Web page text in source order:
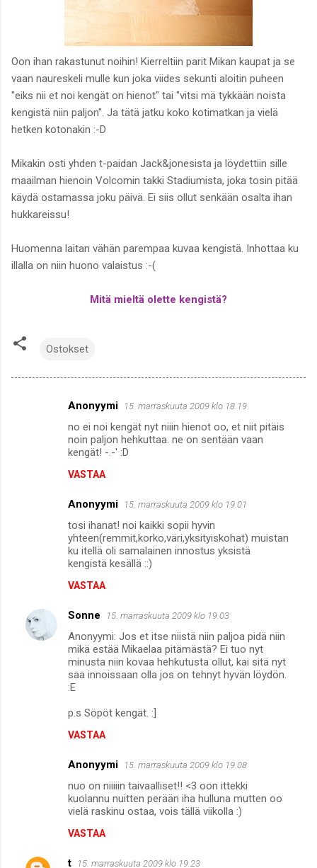
Oon ihan rakastunut noihin! Kierreltiin parit Mikan kaupat ja se
vaan naureskeli mulle kun joka viides sekunti aloitin puheen
"eiks nii et noi kengät on hienot" tai "vitsi mä tykkään noista
kengistä niin paljon". Ja tätä jatku koko kotimatkan ja vielä
hetken kotonakin :-D
Mikakin osti yhden t-paidan Jack&jonesista ja löydettiin sille
maailman hienoin Volcomin takki Stadiumista, joka tosin pitää
käydä ostamassa joku päivä. Ei siis ollut senkään osalta ihan
hukkareissu!
Huomenna laitan vähän parempaa kuvaa kengistä. Inhottaa ku
illalla on niin huono valaistus :-(
Mitä mieltä olette kengistä?
Ostokset
Anonyymi 15. marraskuuta 2009 klo 18.19
no ei noi kengät nyt niiin hienot oo, et niit pitäis
noin paljon hehkuttaa. ne on sentään vaan
kengät! -.-' :D
VASTAA
Anonyymi 15. marraskuuta 2009 klo 19.01
tosi ihanat! noi kaikki sopii hyvin
yhteen(remmit,korko,väri,yksityiskohat) muistan
ku itellä oli samalainen innostus yksistä
kengistä kesällä ::)
VASTAA
Sonne 15. marraskuuta 2009 klo 19.03
Anonyymi: Jos et itse niistä niin paljoa pidä niin
mikä estää Mikaelaa pitämästä? Ei tuo nyt
minusta niin kovaa hehkutusta ollut, kai sitä nyt
saa innoissaan olla jos on tehnyt hyvän löydön.
:E
p.s Söpöt kengät. :]
VASTAA
Anonyymi 15. marraskuuta 2009 klo 19.08
nuo on niiiiin taivaalliset!! <3 oon ittekki
kuolannu nuitten perään iha hulluna mutten oo
vielä raskinu ostaa, vois tällä viikolla :)
VASTAA
t 15. marraskuuta 2009 klo 19.23